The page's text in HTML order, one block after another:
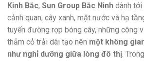
Kinh Bắc, Sun Group Bắc Ninh dành tới
cảnh quan, cây xanh, mặt nước và hạ
tuyến đường rợp bóng cây, những công
thảm cỏ trải dài tạo nên một không
như nghỉ dưỡng giữa lòng đô thị.